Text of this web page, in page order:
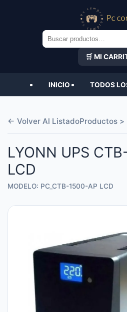
Buscar
por:
🛒 MI
INICIO TODOS
← Volver Al ListadoProductos >
LYONN UPS
LCD
MODELO: PC_CTB-1500-AP LCD